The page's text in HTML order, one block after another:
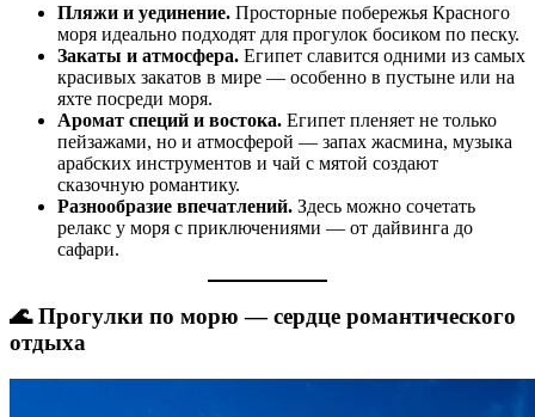
Пляжи и уединение. Просторные побережья Красного
моря идеально подходят для прогулок босиком по песку.
Закаты и атмосфера. Египет славится одними из самых
красивых закатов в мире — особенно в пустыне или на
яхте посреди моря.
Аромат специй и востока. Египет пленяет не только
пейзажами, но и атмосферой — запах жасмина, музыка
арабских инструментов и чай с мятой создают
сказочную романтику.
Разнообразие впечатлений. Здесь можно сочетать
релакс у моря с приключениями — от дайвинга до
сафари.
🌊 Прогулки по морю — сердце романтического
отдыха